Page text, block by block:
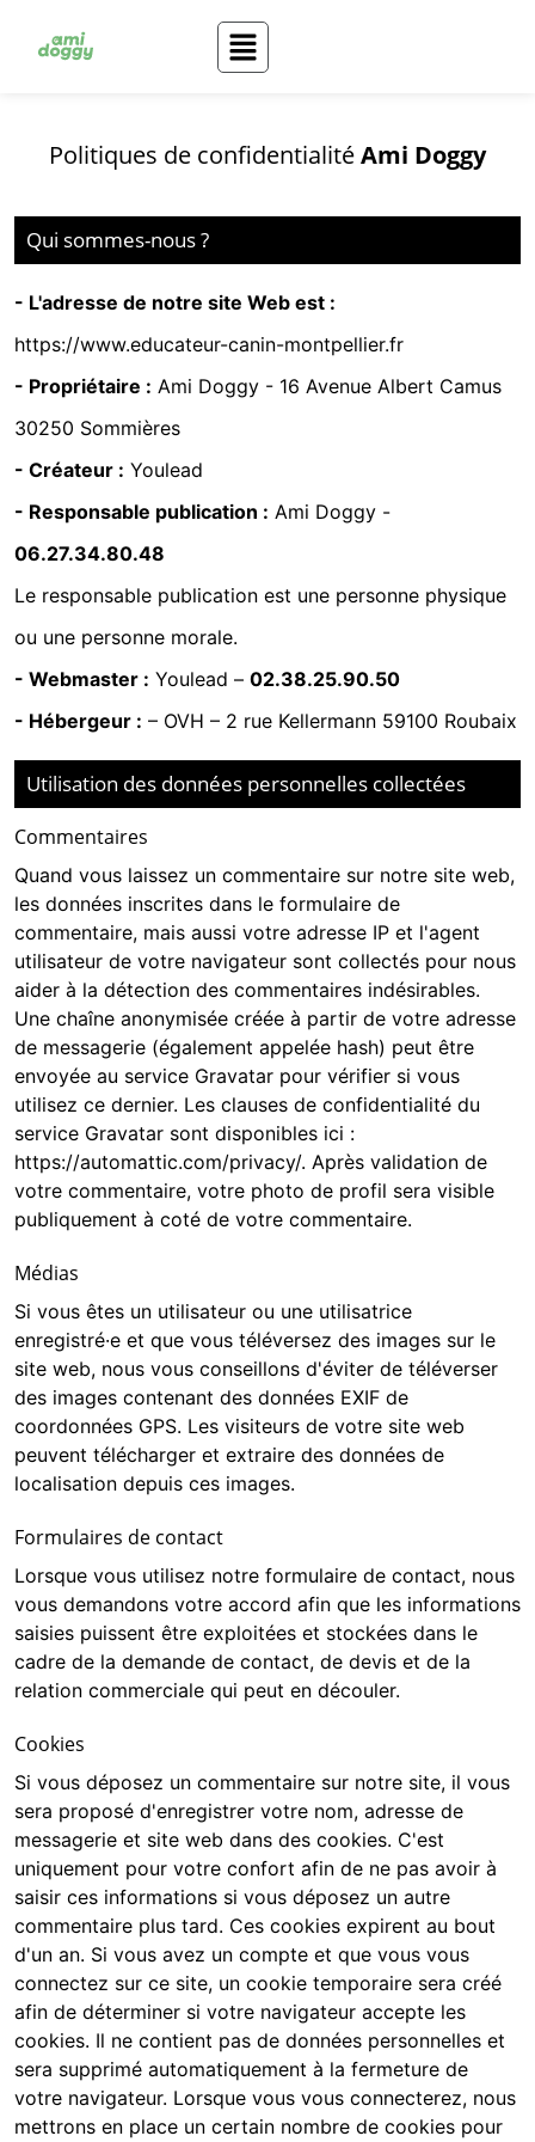
Politiques de confidentialitéAmi Doggy
Qui sommes-nous ?
- L'adresse de notre site Web est :
https://www.educateur-canin-montpellier.fr
- Propriétaire : Ami Doggy - 16 Avenue Albert Camus
30250 Sommières
- Créateur : Youlead
- Responsable publication : Ami Doggy -
06.27.34.80.48
Le responsable publication est une personne physique
ou une personne morale.
- Webmaster : Youlead – 02.38.25.90.50
- Hébergeur : – OVH – 2 rue Kellermann 59100 Roubaix
Utilisation des données personnelles collectées
Commentaires
Quand vous laissez un commentaire sur notre site web,
les données inscrites dans le formulaire de
commentaire, mais aussi votre adresse IP et l'agent
utilisateur de votre navigateur sont collectés pour nous
aider à la détection des commentaires indésirables.
Une chaîne anonymisée créée à partir de votre adresse
de messagerie (également appelée hash) peut être
envoyée au service Gravatar pour vérifier si vous
utilisez ce dernier. Les clauses de confidentialité du
service Gravatar sont disponibles ici :
https://automattic.com/privacy/. Après validation de
votre commentaire, votre photo de profil sera visible
publiquement à coté de votre commentaire.
Médias
Si vous êtes un utilisateur ou une utilisatrice
enregistré·e et que vous téléversez des images sur le
site web, nous vous conseillons d'éviter de téléverser
des images contenant des données EXIF de
coordonnées GPS. Les visiteurs de votre site web
peuvent télécharger et extraire des données de
localisation depuis ces images.
Formulaires de contact
Lorsque vous utilisez notre formulaire de contact, nous
vous demandons votre accord afin que les informations
saisies puissent être exploitées et stockées dans le
cadre de la demande de contact, de devis et de la
relation commerciale qui peut en découler.
Cookies
Si vous déposez un commentaire sur notre site, il vous
sera proposé d'enregistrer votre nom, adresse de
messagerie et site web dans des cookies. C'est
uniquement pour votre confort afin de ne pas avoir à
saisir ces informations si vous déposez un autre
commentaire plus tard. Ces cookies expirent au bout
d'un an. Si vous avez un compte et que vous vous
connectez sur ce site, un cookie temporaire sera créé
afin de déterminer si votre navigateur accepte les
cookies. Il ne contient pas de données personnelles et
sera supprimé automatiquement à la fermeture de
votre navigateur. Lorsque vous vous connecterez, nous
mettrons en place un certain nombre de cookies pour